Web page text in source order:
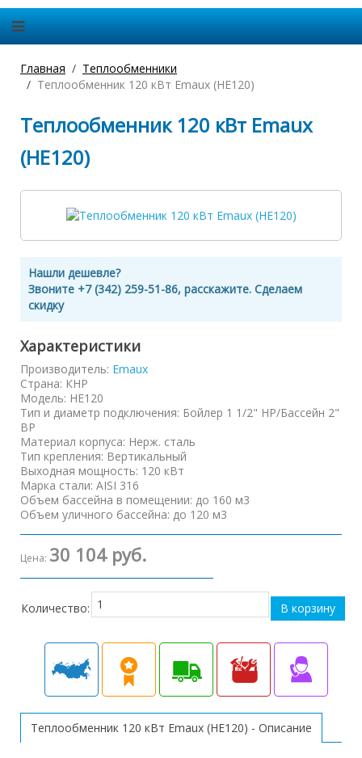
Главная
Теплообменники
Теплообменник 120 кВт Emaux (HE120)
Теплообменник 120 кВт Emaux
(HE120)
Нашли дешевле?
Звоните +7 (342) 259-51-86, расскажите. Сделаем
скидку
Характеристики
Производитель: Emaux
Страна: КНР
Модель: HE120
Тип и диаметр подключения: Бойлер 1 1/2" НР/Бассейн 2"
ВР
Материал корпуса: Нерж. сталь
Тип крепления: Вертикальный
Выходная мощность: 120 кВт
Марка стали: AISI 316
Объем бассейна в помещении: до 160 м3
Объем уличного бассейна: до 120 м3
Цена: 30 104 руб.
Количество:
Теплообменник 120 кВт Emaux (HE120) - Описание